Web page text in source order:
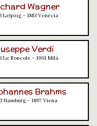
Wagner
Leipzig - 1883 Venècia
Verdi
Le Roncole - 1901 Milà
Brahms
Hamburg - 1897 Viena